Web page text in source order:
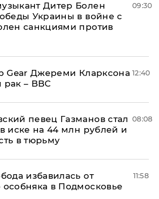
Дитер Болен
Украины в войне с
санкциями против
09:30
Gear Джереми Кларксона
– BBC
12:40
певец Газманов стал
иске на 44 млн рублей и
в тюрьму
08:08
избавилась от
в Подмосковье
11:58